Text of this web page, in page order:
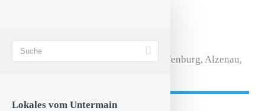
STADT AKTIVMagazin für Aschaffenburg, Alzenau,
Lokales vom Untermain